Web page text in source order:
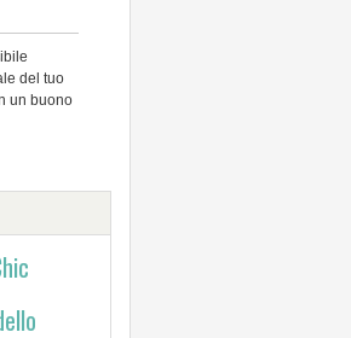
del tuo
un buono